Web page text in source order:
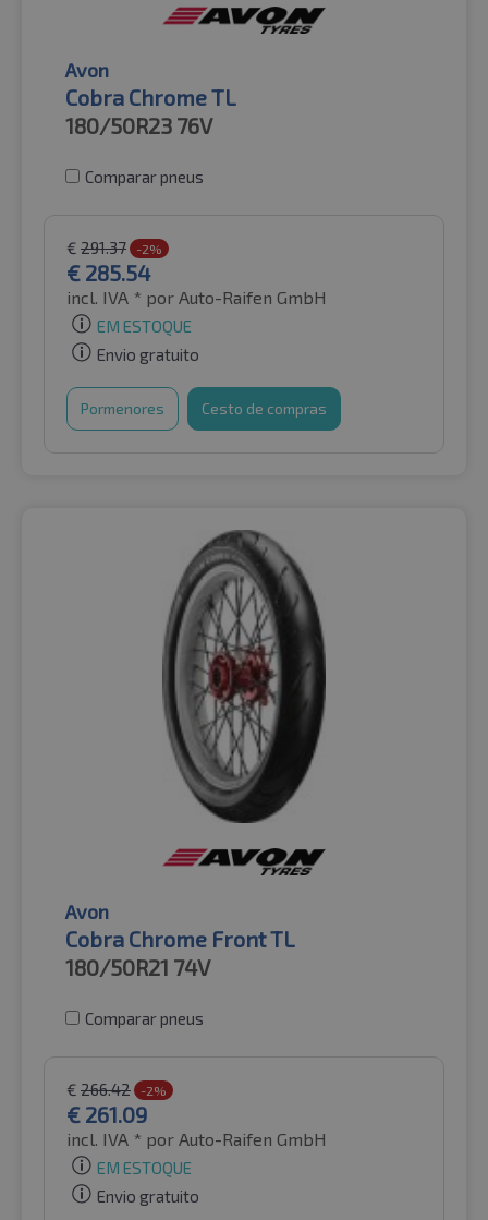
Avon
Cobra Chrome TL
180/50R23 76V
Comparar pneus
€ 291.37 -2%
€ 285.54
incl. IVA * por Auto-Raifen GmbH
EM ESTOQUE
Envio gratuito
Pormenores Cesto de compras
Avon
Cobra Chrome Front TL
180/50R21 74V
Comparar pneus
€ 266.42 -2%
€ 261.09
incl. IVA * por Auto-Raifen GmbH
EM ESTOQUE
Envio gratuito